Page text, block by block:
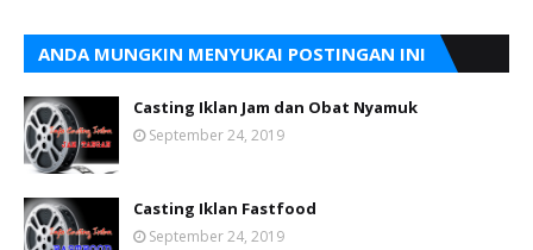
ANDA MUNGKIN MENYUKAI POSTINGAN INI
Casting Iklan Jam dan Obat Nyamuk
September 24, 2019
Casting Iklan Fastfood
September 24, 2019